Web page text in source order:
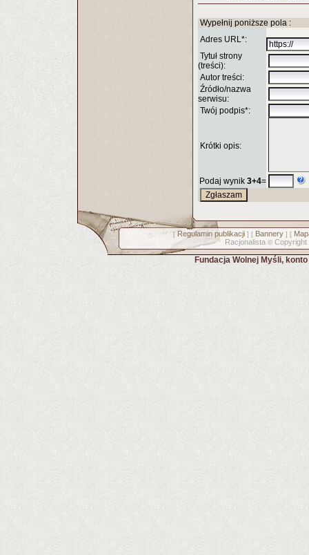
Wypełnij poniższe pola :
Adres URL*:
Tytuł strony
(treści):
Autor treści:
Źródło/nazwa
serwisu:
Twój podpis*:
Krótki opis:
Podaj wynik 3+4=
[ Regulamin publikacji] [ Bannery] [
Racjonalista © Copyright
Fundacja Wolnej Myśli,